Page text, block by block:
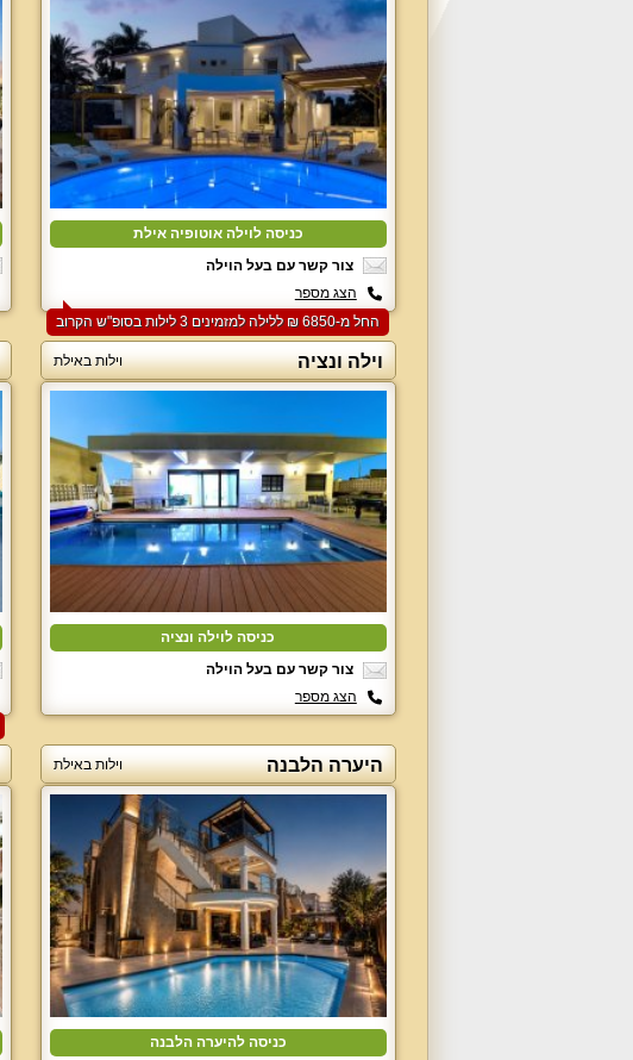
כניסה לוילה אוטופיה אילת
צור קשר עם בעל הוילה
הצג מספר
החל מ-‏6850 ₪ ללילה למזמינים 3 לילות בסופ"ש הקרוב
וילה ונציה וילות באילת
כניסה לוילה ונציה
צור קשר עם בעל הוילה
הצג מספר
היערה הלבנה וילות באילת
כניסה להיערה הלבנה